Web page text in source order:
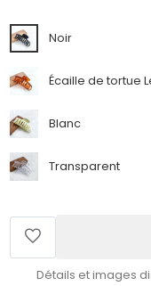
Noir
Écaille de tortue
Blanc
Transparent
Détails et images